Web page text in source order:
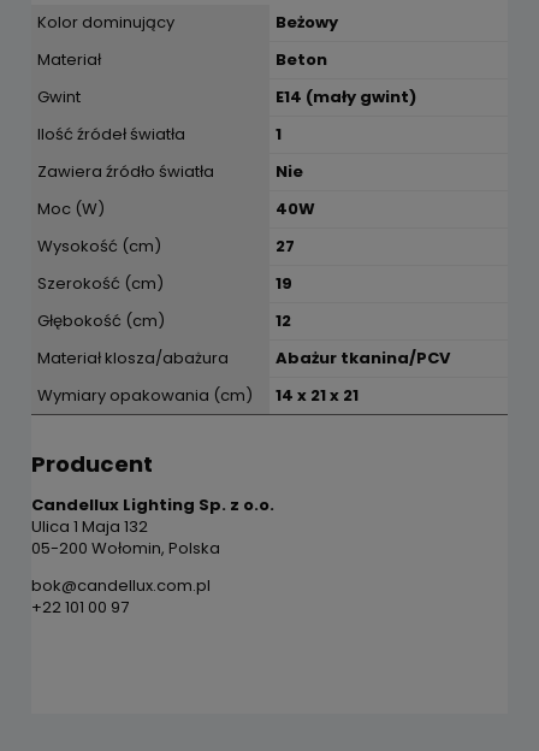
Kolor dominujący
Beżowy
Materiał
Beton
Gwint
E14 (mały gwint)
Ilość źródeł światła
1
Zawiera źródło światła
Nie
Moc (W)
40W
Wysokość (cm)
27
Szerokość (cm)
19
Głębokość (cm)
12
Materiał klosza/abażura
Abażur tkanina/PCV
Wymiary opakowania (cm)
14 x 21 x 21
Producent
Candellux Lighting Sp. z o.o.
Ulica 1 Maja 132
05-200 Wołomin, Polska
bok@candellux.com.pl
+22 101 00 97